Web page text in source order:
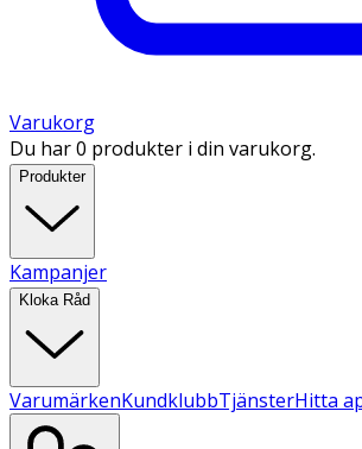
Varukorg
Du har 0 produkter i din varukorg.
Produkter
Kampanjer
Kloka Råd
VarumärkenKundklubbTjänsterHitta